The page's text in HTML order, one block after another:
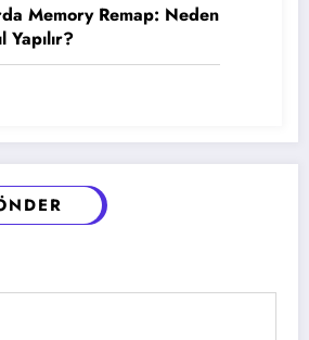
Memory Remap: Neden
Yapılır?